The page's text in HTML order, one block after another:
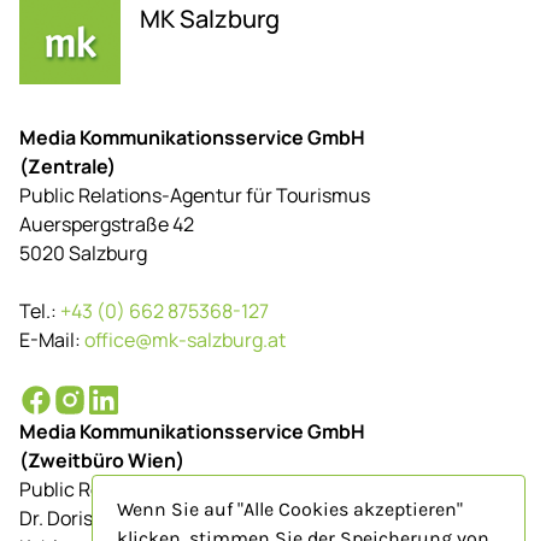
MK Salzburg
Media Kommunikationsservice GmbH
(Zentrale)
Public Relations-Agentur für Tourismus
Auerspergstraße 42
5020 Salzburg
Tel.: +43 (0) 662 875368-127
E-Mail:office@mk-salzburg.at
Media Kommunikationsservice GmbH
(Zweitbüro Wien)
Public Relations-Agentur für Tourismus
Dr. Doris Schenkenfelder
Wenn Sie auf "Alle Cookies akzeptieren"